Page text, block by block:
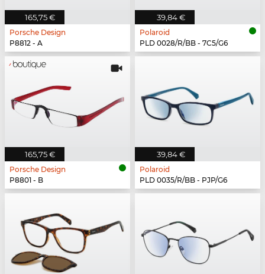
165,75 €
Porsche Design
P8812 - A
39,84 €
Polaroid
PLD 0028/R/BB - 7C5/G6
165,75 €
Porsche Design
P8801 - B
39,84 €
Polaroid
PLD 0035/R/BB - PJP/G6